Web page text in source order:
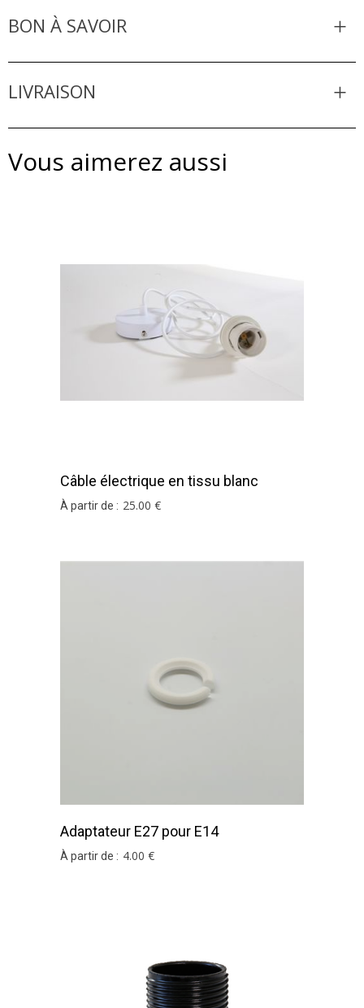
BON À SAVOIR
LIVRAISON
Vous aimerez aussi
Câble électrique en tissu blanc
À partir de : 25.00 €
Adaptateur E27 pour E14
À partir de : 4.00 €